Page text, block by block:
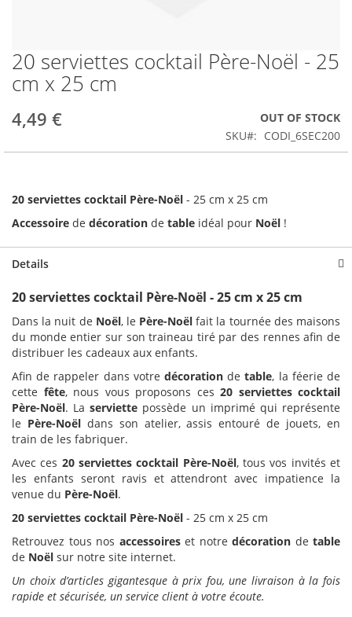
Skip
to
the
of
images
20 serviettes cocktail Père-Noël - 25
cm x 25 cm
4,49 €
OUT OF STOCK
SKU
CODI_6SEC200
20 serviettes cocktail Père-Noël - 25 cm x 25 cm
Accessoire de décoration de table idéal pour Noël !
Details
20 serviettes cocktail Père-Noël - 25 cm x 25 cm
Dans la nuit de Noël, le Père-Noël fait la tournée des maisons
du monde entier sur son traineau tiré par des rennes afin de
distribuer les cadeaux aux enfants.
Afin de rappeler dans votre décorationdetable, la féerie de
cette fête, nous vous proposons ces 20 serviettes cocktail
Père-Noël. Laserviette possède un imprimé qui représente
le Père-Noëldans son atelier, assis entouré de jouets, en
train de les fabriquer.
Avec ces 20 serviettes cocktail Père-Noël, tous vos invités et
les enfants seront ravis et attendront avec impatience la
venue du Père-Noël.
20 serviettes cocktail Père-Noël - 25 cm x 25 cm
Retrouvez tous nos accessoires et notre décoration de table
de Noël sur notre site internet.
Un choix d’articles gigantesque à prix fou, une livraison à la fois
rapide et sécurisée, un service client à votre écoute.